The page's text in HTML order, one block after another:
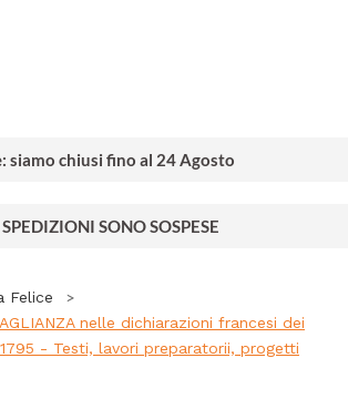
siamo chiusi fino al 24 Agosto
SPEDIZIONI SONO SOSPESE
Felice
nelle dichiarazioni francesi dei
- Testi, lavori preparatorii, progetti